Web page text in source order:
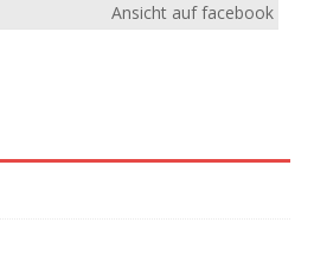
Ansicht auf facebook